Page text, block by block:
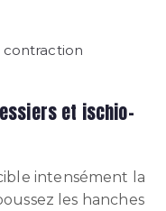
contraction
et ischio-
intensément la
les hanches